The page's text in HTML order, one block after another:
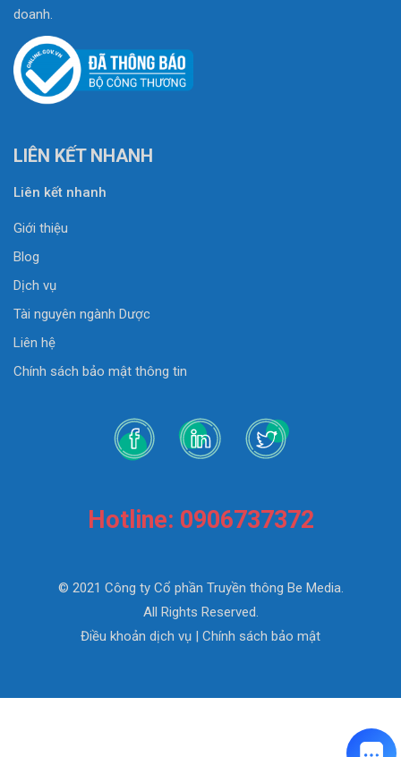
doanh.
LIÊN KẾT NHANH
Liên kết nhanh
Giới thiệu
Blog
Dịch vụ
Tài nguyên ngành Dược
Liên hệ
Chính sách bảo mật thông tin
Hotline: 0906737372
© 2021 Công ty Cổ phần Truyền thông Be Media.
All Rights Reserved.
Điều khoản dịch vụ | Chính sách bảo mật